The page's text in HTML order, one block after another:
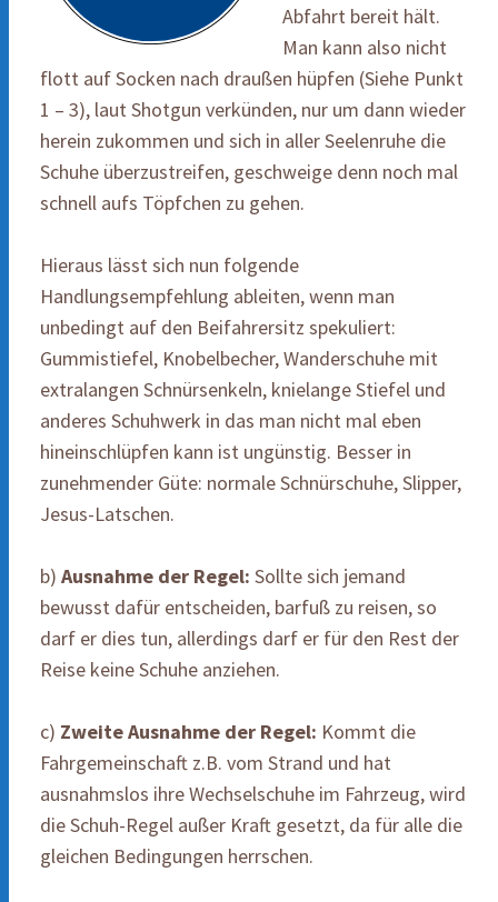
Abfahrt bereit hält.
Man kann also nicht
flott auf Socken nach draußen hüpfen (Siehe Punkt
1 – 3), laut Shotgun verkünden, nur um dann wieder
herein zukommen und sich in aller Seelenruhe die
Schuhe überzustreifen, geschweige denn noch mal
schnell aufs Töpfchen zu gehen.
Hieraus lässt sich nun folgende
Handlungsempfehlung ableiten, wenn man
unbedingt auf den Beifahrersitz spekuliert:
Gummistiefel, Knobelbecher, Wanderschuhe mit
extralangen Schnürsenkeln, knielange Stiefel und
anderes Schuhwerk in das man nicht mal eben
hineinschlüpfen kann ist ungünstig. Besser in
zunehmender Güte: normale Schnürschuhe, Slipper,
Jesus-Latschen.
b) Ausnahme der Regel: Sollte sich jemand
bewusst dafür entscheiden, barfuß zu reisen, so
darf er dies tun, allerdings darf er für den Rest der
Reise keine Schuhe anziehen.
c) Zweite Ausnahme der Regel: Kommt die
Fahrgemeinschaft z.B. vom Strand und hat
ausnahmslos ihre Wechselschuhe im Fahrzeug, wird
die Schuh-Regel außer Kraft gesetzt, da für alle die
gleichen Bedingungen herrschen.